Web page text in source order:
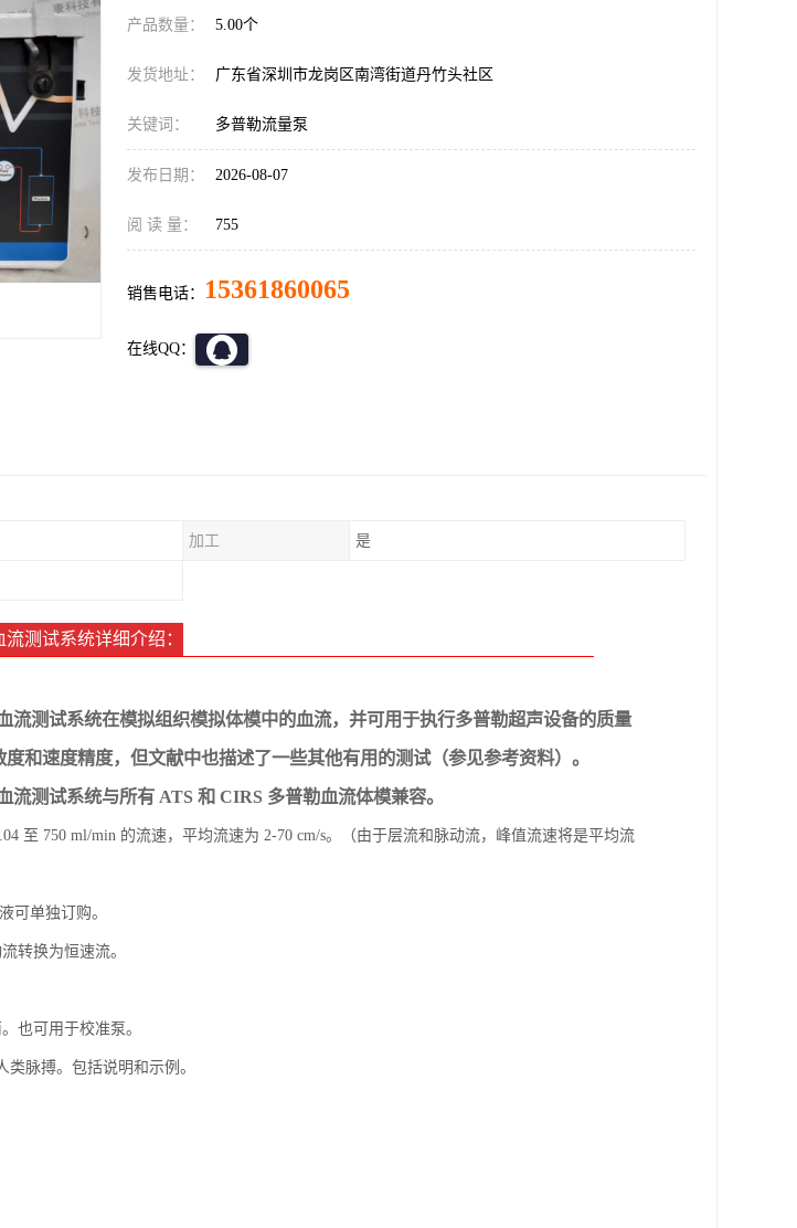
产品数量： 5.00个
发货地址： 广东省深圳市龙岗区南湾街道丹竹头社区
关键词： 多普勒流量泵
发布日期： 2026-08-07
阅 读 量： 755
销售电话： 15361860065
在线QQ：
加工 是
测试系统详细介绍：
流测试系统在模拟组织模拟体模中的血流，并可用于执行多普勒超声设备的质量
和速度精度，但文献中也描述了一些其他有用的测试（参见参考资料）。
流测试系统与所有 ATS 和 CIRS 多普勒血流体模兼容。
至 750 ml/min 的流速，平均流速为 2-70 cm/s。（由于层流和脉动流，峰值流速将是平均流
可单独订购。
转换为恒速流。
也可用于校准泵。
脉搏。包括说明和示例。